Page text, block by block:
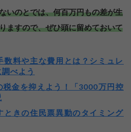
いのとでは、何百万円もの差が生
ますので、ぜひ頭に留めておいて
数料や主な費用とは？シミュレ
べよう
税金を抑えよう！「3000万円控
ときの住民票異動のタイミング